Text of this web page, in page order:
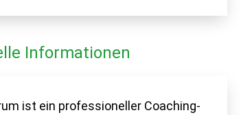
Informationen
ist ein professioneller Coaching-